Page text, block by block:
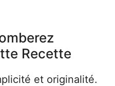
Recette
et originalité.